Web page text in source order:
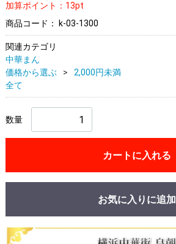
加算ポイント：13pt
商品コード：
k-03-1300
関連カテゴリ
中華まん
価格から選ぶ
2,000円未満
全て
数量
カートに入れる
お気に入りに追加